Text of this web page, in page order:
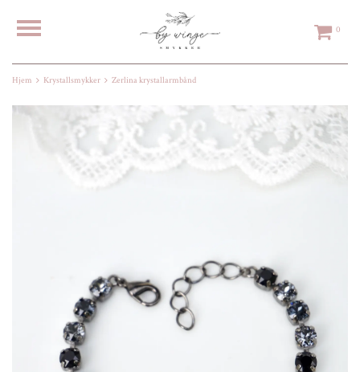
0
Hjem Krystallsmykker Zerlina krystallarmbånd